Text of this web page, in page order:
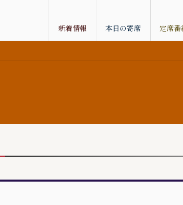
新着情報 本日の寄席 定席番